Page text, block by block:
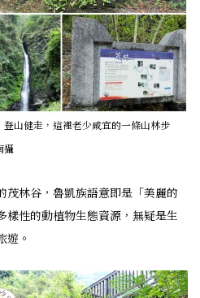
山健走，這裡老少咸宜的一條山林步
攝
林谷，魯凱族語意即是「美麗的
樣性的動植物生態資源，無疑是生
遊。